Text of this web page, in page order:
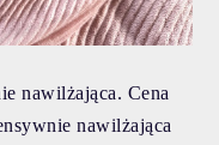
nawilżająca. Cena
nawilżająca